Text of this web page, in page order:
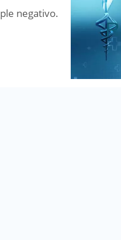
negativo.